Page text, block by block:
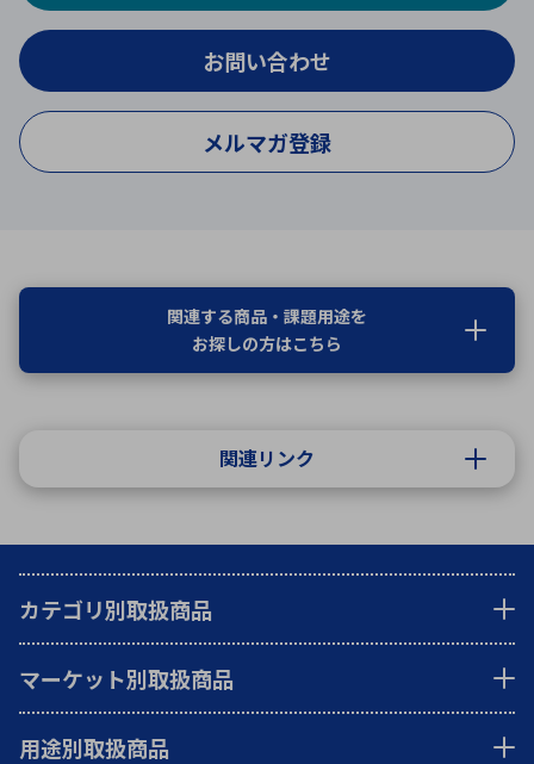
お問い合わせ
メルマガ登録
関連する商品・課題用途を
お探しの方はこちら
関連リンク
カテゴリ別取扱商品
マーケット別取扱商品
用途別取扱商品